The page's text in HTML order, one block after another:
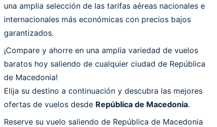
una amplia selección de las tarifas aéreas nacionales e
internacionales más económicas con precios bajos
garantizados.
¡Compare y ahorre en una amplia variedad de vuelos
baratos hoy saliendo de cualquier ciudad de República
de Macedonia!
Elija su destino a continuación y descubra las mejores
ofertas de vuelos desde República de Macedonia.
Reserve su vuelo saliendo de República de Macedonia